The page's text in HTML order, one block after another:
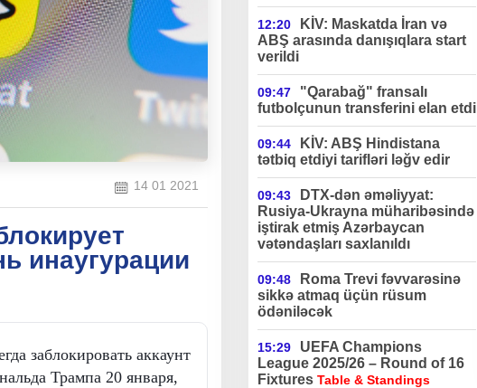
14 01 2021
инаугурации
заблокировать аккаунт
Трампа 20 января,
12:20
KİV: Maskatda İran və
ABŞ arasında danışıqlara start
verildi
09:47
"Qarabağ" fransalı
futbolçunun transferini elan etdi
09:44
KİV: ABŞ Hindistana
tətbiq etdiyi tarifləri ləğv edir
09:43
DTX-dən əməliyyat:
Rusiya-Ukrayna müharibəsində
iştirak etmiş Azərbaycan
vətəndaşları saxlanıldı
09:48
Roma Trevi fəvvarəsinə
sikkə atmaq üçün rüsum
ödəniləcək
15:29
UEFA Champions
League 2025/26 – Round of 16
Fixtures Table & Standings